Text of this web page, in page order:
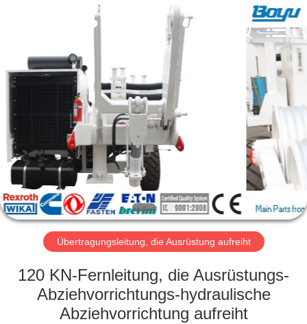
HAUS
PRODUKTE
ÜBER
UNS
FABRIK-
AUSFLUG
QUALITÄTSKONTROLLE
Reserved.
Übertragungsleitung, die Ausrüstung aufreiht
120 KN-Fernleitung, die Ausrüstungs-
Abziehvorrichtungs-hydraulische
Abziehvorrichtung aufreiht